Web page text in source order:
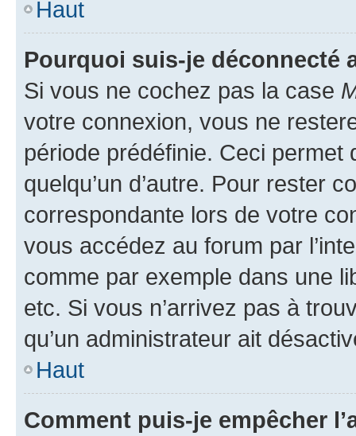
Haut
Pourquoi suis-je déconnecté
Si vous ne cochez pas la case
votre connexion, vous ne
période prédéfinie. Ceci permet
quelqu’un d’autre. Pour rester
correspondante lors de votre
vous accédez au forum par
comme par exemple dans une
etc. Si vous n’arrivez pas à
qu’un administrateur ait
Haut
Comment puis-je empêcher